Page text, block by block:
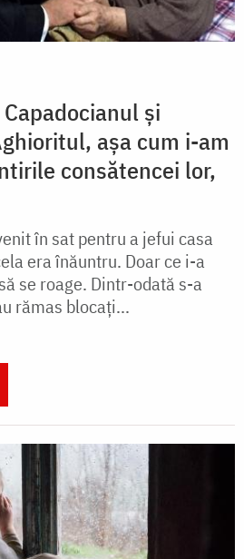
și
așa cum i-am
consătencei lor,
în sat pentru a jefui casa
era înăuntru. Doar ce i-a
se roage. Dintr-odată s-a
rămas blocați...